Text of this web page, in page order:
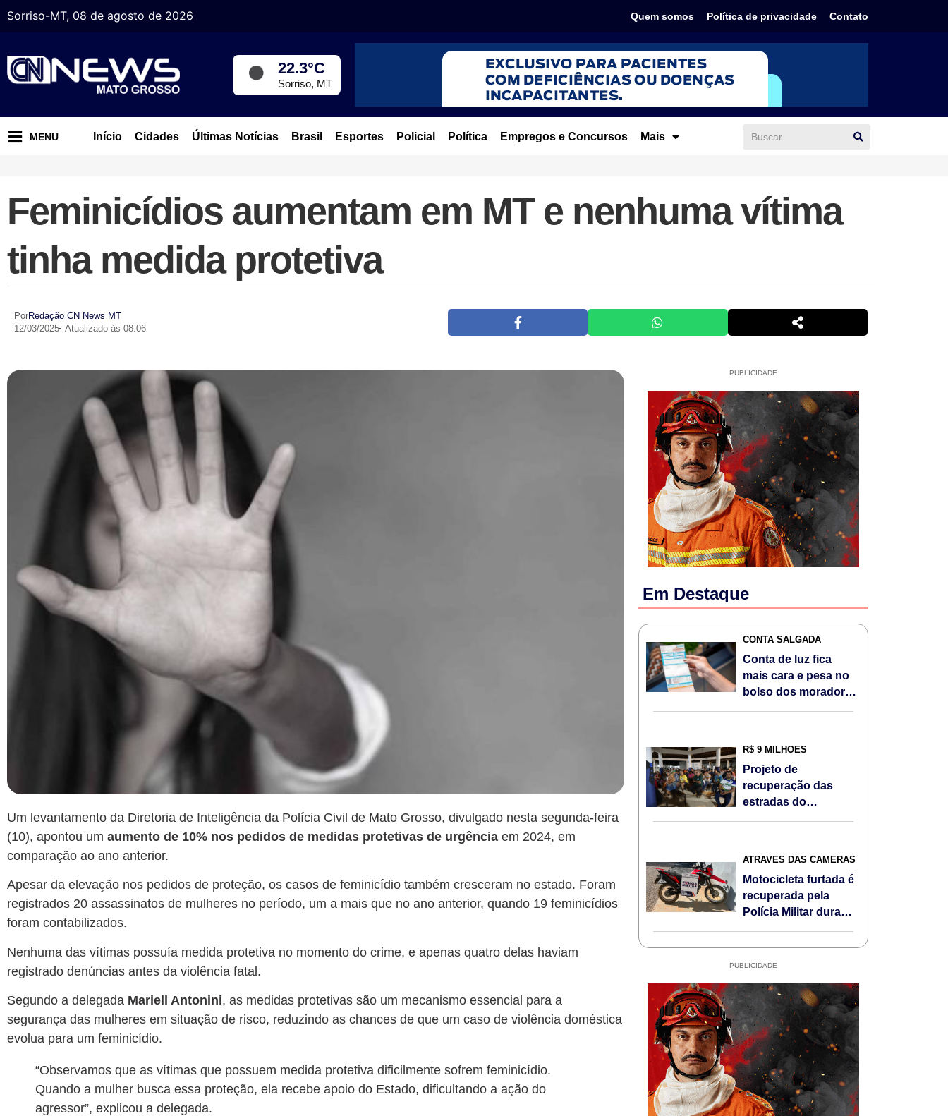
Sorriso-MT, 08 de agosto de 2026 Quem somos Política de privacidade Contato
22.3°C
Sorriso, MT
MENU Início Cidades Últimas Notícias Brasil Esportes Policial Política Empregos e Concursos Mais
Feminicídios aumentam em MT e nenhuma vítima
tinha medida protetiva
PorRedação CN News MT
12/03/2025 Atualizado às 08:06
Um levantamento da Diretoria de Inteligência da Polícia Civil de Mato Grosso, divulgado nesta segunda-feira
(10), apontou um aumento de 10% nos pedidos de medidas protetivas de urgência em 2024, em
comparação ao ano anterior.
Apesar da elevação nos pedidos de proteção, os casos de feminicídio também cresceram no estado. Foram
registrados 20 assassinatos de mulheres no período, um a mais que no ano anterior, quando 19 feminicídios
foram contabilizados.
Nenhuma das vítimas possuía medida protetiva no momento do crime, e apenas quatro delas haviam
registrado denúncias antes da violência fatal.
Segundo a delegada Mariell Antonini, as medidas protetivas são um mecanismo essencial para a
segurança das mulheres em situação de risco, reduzindo as chances de que um caso de violência doméstica
evolua para um feminicídio.
“Observamos que as vítimas que possuem medida protetiva dificilmente sofrem feminicídio.
Quando a mulher busca essa proteção, ela recebe apoio do Estado, dificultando a ação do
agressor”, explicou a delegada.
PUBLICIDADE
Em Destaque
CONTA SALGADA
Conta de luz fica
mais cara e pesa no
bolso dos moradores
R$ 9 MILHÕES
Projeto de
recuperação das
estradas do
comunidade
ATRAVÉS DAS CÂMERAS
Motocicleta furtada é
recuperada pela
Polícia Militar durante
PUBLICIDADE